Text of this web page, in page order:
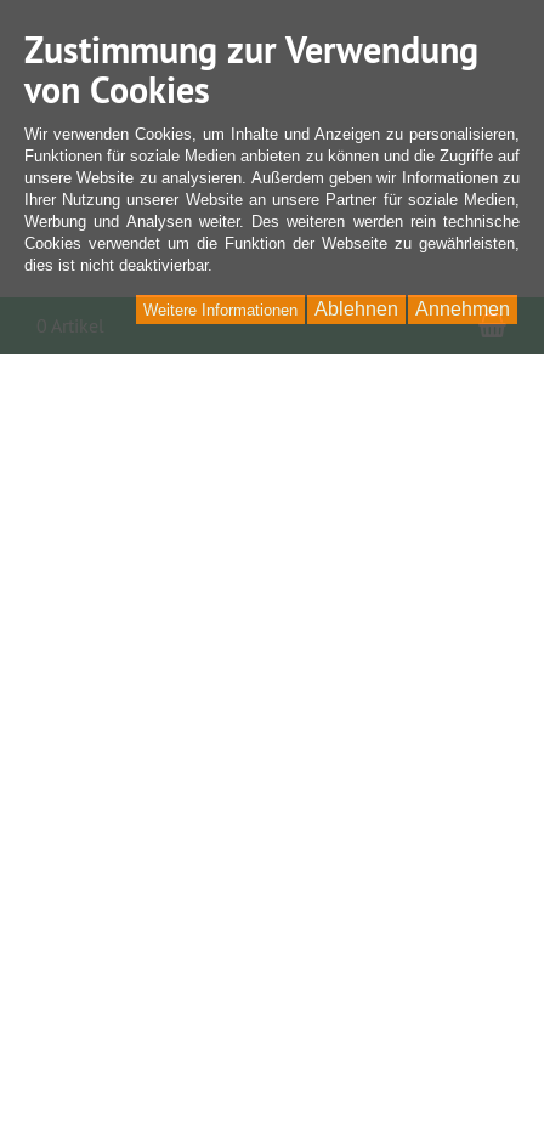
Zustimmung zur Verwendung
von Cookies
Wir verwenden Cookies, um Inhalte und Anzeigen zu personalisieren,
Funktionen für soziale Medien anbieten zu können und die Zugriffe auf
unsere Website zu analysieren. Außerdem geben wir Informationen zu
Ihrer Nutzung unserer Website an unsere Partner für soziale Medien,
Werbung und Analysen weiter. Des weiteren werden rein technische
Cookies verwendet um die Funktion der Webseite zu gewährleisten,
dies ist nicht deaktivierbar.
Annehmen
Ablehnen
Weitere Informationen